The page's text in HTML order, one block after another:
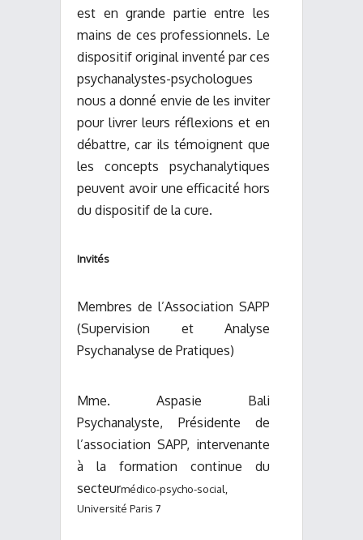
est en grande partie entre les
mains de ces professionnels. Le
dispositif original inventé par ces
psychanalystes-psychologues
nous a donné envie de les inviter
pour livrer leurs réflexions et en
débattre, car ils témoignent que
les concepts psychanalytiques
peuvent avoir une efficacité hors
du dispositif de la cure.
Invités
Membres de l’Association SAPP
(Supervision et Analyse
Psychanalyse de Pratiques)
Mme. Aspasie Bali
Psychanalyste, Présidente de
l’association SAPP, intervenante
à la formation continue du
secteurmédico-psycho-social,
Université Paris 7